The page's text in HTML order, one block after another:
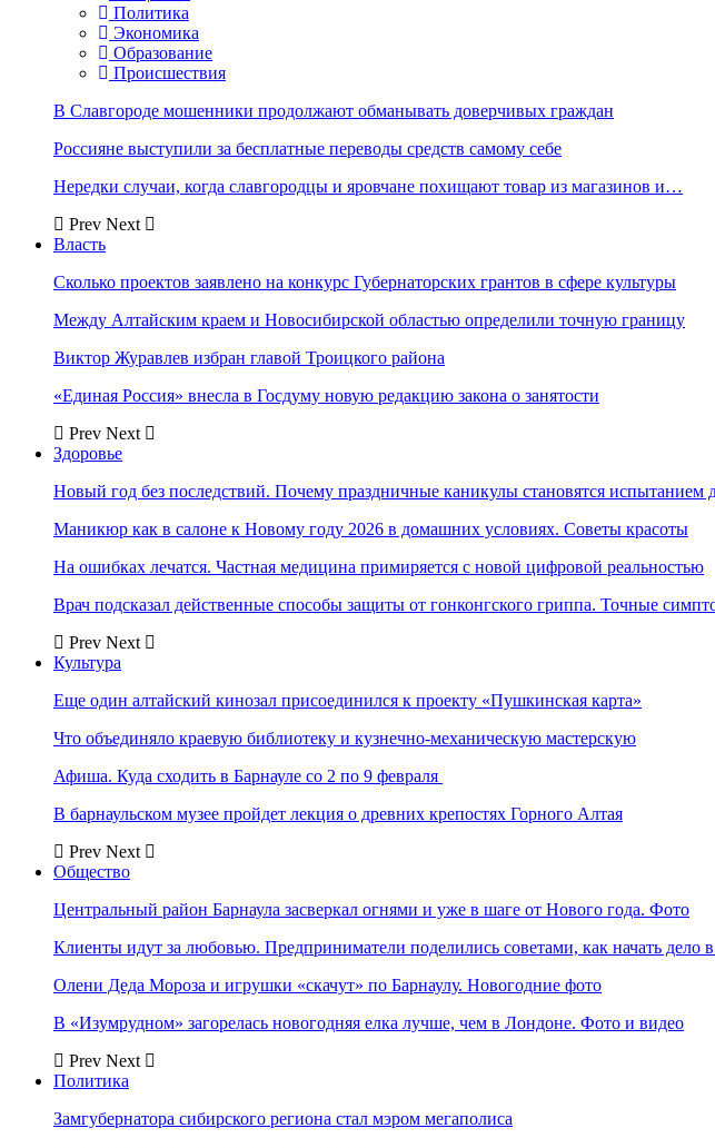
Политика
Экономика
Образование
Происшествия
В Славгороде мошенники продолжают обманывать доверчивых граждан
Россияне выступили за бесплатные переводы средств самому себе
Нередки случаи, когда славгородцы и яровчане похищают товар из магазинов и…
Prev Next
Власть
Сколько проектов заявлено на конкурс Губернаторских грантов в сфере культуры
Между Алтайским краем и Новосибирской областью определили точную границу
Виктор Журавлев избран главой Троицкого района
«Единая Россия» внесла в Госдуму новую редакцию закона о занятости
Prev Next
Здоровье
Новый год без последствий. Почему праздничные каникулы становятся испытанием
Маникюр как в салоне к Новому году 2026 в домашних условиях. Советы красоты
На ошибках лечатся. Частная медицина примиряется с новой цифровой реальностью
Врач подсказал действенные способы защиты от гонконгского гриппа. Точные
Prev Next
Культура
Еще один алтайский кинозал присоединился к проекту «Пушкинская карта»
Что объединяло краевую библиотеку и кузнечно-механическую мастерскую
Афиша. Куда сходить в Барнауле со 2 по 9 февраля
В барнаульском музее пройдет лекция о древних крепостях Горного Алтая
Prev Next
Общество
Центральный район Барнаула засверкал огнями и уже в шаге от Нового года. Фото
Клиенты идут за любовью. Предприниматели поделились советами, как начать дело
Олени Деда Мороза и игрушки «скачут» по Барнаулу. Новогодние фото
В «Изумрудном» загорелась новогодняя елка лучше, чем в Лондоне. Фото и видео
Prev Next
Политика
Замгубернатора сибирского региона стал мэром мегаполиса